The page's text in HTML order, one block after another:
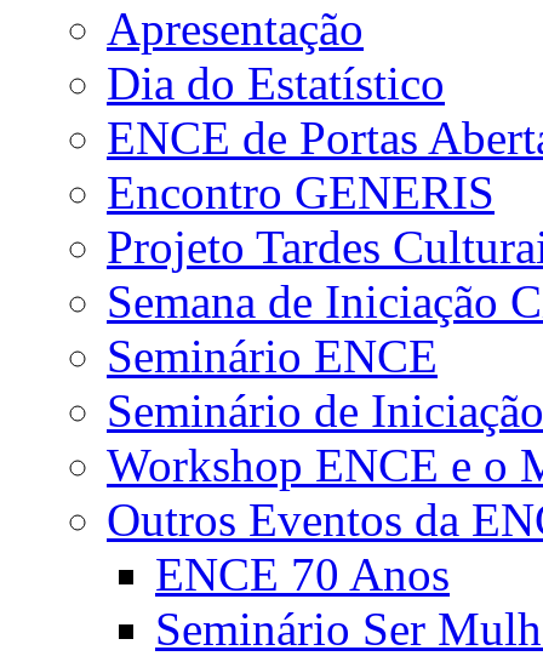
Apresentação
Dia do Estatístico
ENCE de Portas
Encontro GENERIS
Projeto Tardes
Semana de Iniciação
Seminário ENCE
Seminário de
Workshop ENCE e o
Outros Eventos da
ENCE 70 Anos
Seminário Ser